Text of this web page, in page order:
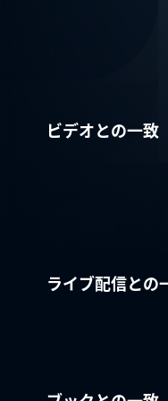
ビデオとの一致
ライブ配信との